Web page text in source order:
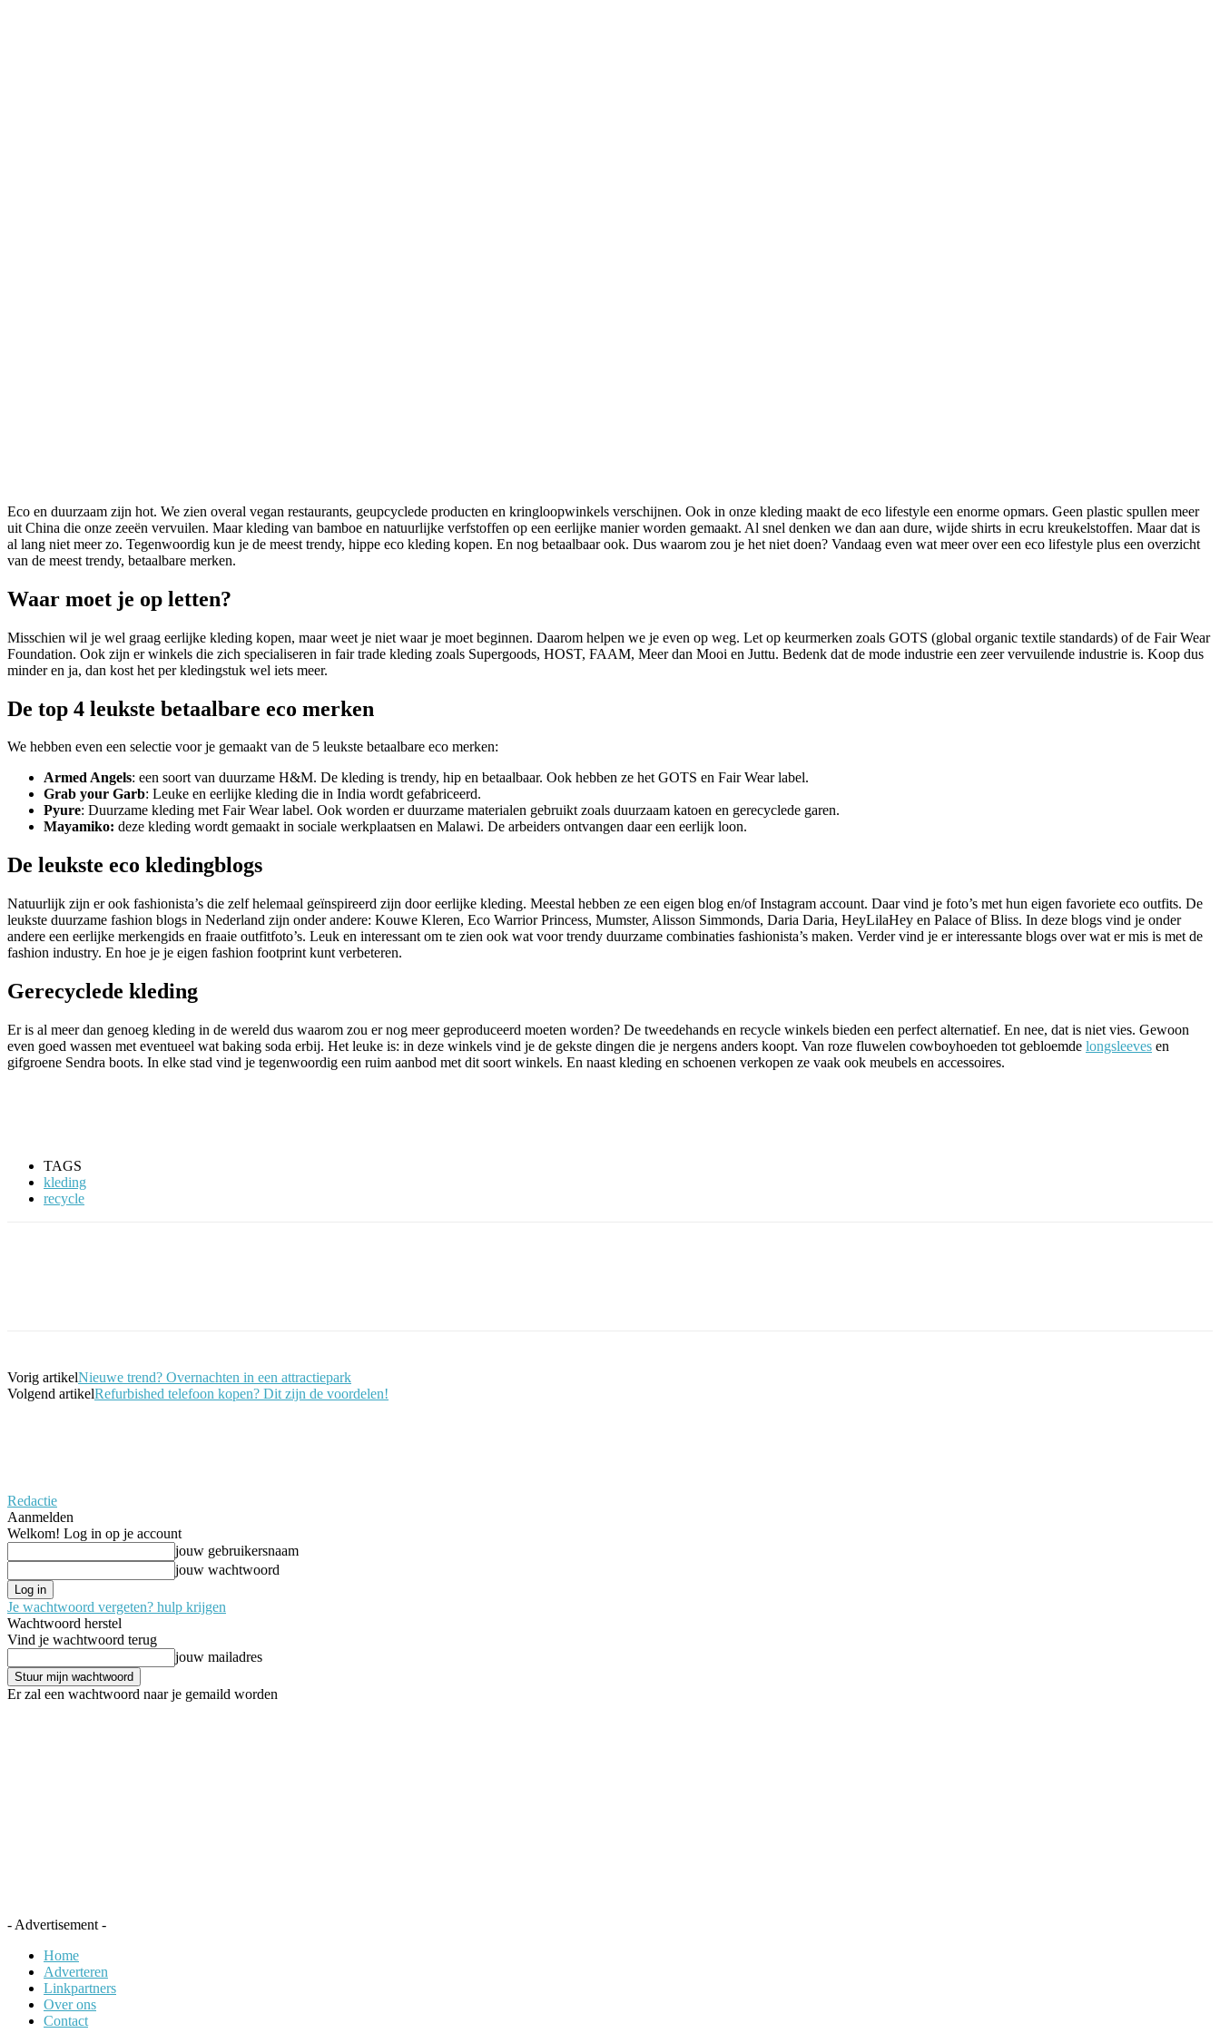
Eco en duurzaam zijn hot. We zien overal vegan restaurants, geupcyclede producten en kringloopwinkels verschijnen. Ook in onze kleding maakt de eco lifestyle een enorme opmars. Geen plastic spullen meer
uit China die onze zeeën vervuilen. Maar kleding van bamboe en natuurlijke verfstoffen op een eerlijke manier worden gemaakt. Al snel denken we dan aan dure, wijde shirts in ecru kreukelstoffen. Maar dat is
al lang niet meer zo. Tegenwoordig kun je de meest trendy, hippe eco kleding kopen. En nog betaalbaar ook. Dus waarom zou je het niet doen? Vandaag even wat meer over een eco lifestyle plus een overzicht
van de meest trendy, betaalbare merken.
Waar moet je op letten?
Misschien wil je wel graag eerlijke kleding kopen, maar weet je niet waar je moet beginnen. Daarom helpen we je even op weg. Let op keurmerken zoals GOTS (global organic textile standards) of de Fair Wear
Foundation. Ook zijn er winkels die zich specialiseren in fair trade kleding zoals Supergoods, HOST, FAAM, Meer dan Mooi en Juttu. Bedenk dat de mode industrie een zeer vervuilende industrie is. Koop dus
minder en ja, dan kost het per kledingstuk wel iets meer.
De top 4 leukste betaalbare eco merken
We hebben even een selectie voor je gemaakt van de 5 leukste betaalbare eco merken:
Armed Angels: een soort van duurzame H&M. De kleding is trendy, hip en betaalbaar. Ook hebben ze het GOTS en Fair Wear label.
Grab your Garb: Leuke en eerlijke kleding die in India wordt gefabriceerd.
Pyure: Duurzame kleding met Fair Wear label. Ook worden er duurzame materialen gebruikt zoals duurzaam katoen en gerecyclede garen.
Mayamiko: deze kleding wordt gemaakt in sociale werkplaatsen en Malawi. De arbeiders ontvangen daar een eerlijk loon.
De leukste eco kledingblogs
Natuurlijk zijn er ook fashionista’s die zelf helemaal geïnspireerd zijn door eerlijke kleding. Meestal hebben ze een eigen blog en/of Instagram account. Daar vind je foto’s met hun eigen favoriete eco outfits. De
leukste duurzame fashion blogs in Nederland zijn onder andere: Kouwe Kleren, Eco Warrior Princess, Mumster, Alisson Simmonds, Daria Daria, HeyLilaHey en Palace of Bliss. In deze blogs vind je onder
andere een eerlijke merkengids en fraaie outfitfoto’s. Leuk en interessant om te zien ook wat voor trendy duurzame combinaties fashionista’s maken. Verder vind je er interessante blogs over wat er mis is met de
fashion industry. En hoe je je eigen fashion footprint kunt verbeteren.
Gerecyclede kleding
Er is al meer dan genoeg kleding in de wereld dus waarom zou er nog meer geproduceerd moeten worden? De tweedehands en recycle winkels bieden een perfect alternatief. En nee, dat is niet vies. Gewoon
even goed wassen met eventueel wat baking soda erbij. Het leuke is: in deze winkels vind je de gekste dingen die je nergens anders koopt. Van roze fluwelen cowboyhoeden tot gebloemde longsleeves en
gifgroene Sendra boots. In elke stad vind je tegenwoordig een ruim aanbod met dit soort winkels. En naast kleding en schoenen verkopen ze vaak ook meubels en accessoires.
TAGS
kleding
recycle
Vorig artikelNieuwe trend? Overnachten in een attractiepark
Volgend artikelRefurbished telefoon kopen? Dit zijn de voordelen!
Redactie
Aanmelden
Welkom! Log in op je account
jouw gebruikersnaam
jouw wachtwoord
Je wachtwoord vergeten? hulp krijgen
Wachtwoord herstel
Vind je wachtwoord terug
jouw mailadres
Er zal een wachtwoord naar je gemaild worden
- Advertisement -
Home
Adverteren
Linkpartners
Over ons
Contact